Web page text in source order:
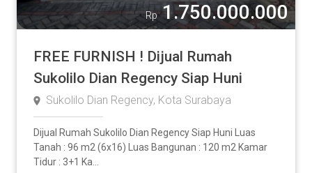
Rp 1.750.000.000
FREE FURNISH ! Dijual Rumah
Sukolilo Dian Regency Siap Huni
Sukolilo Dian Regency, Kota Surabaya
Dijual Rumah Sukolilo Dian Regency Siap Huni Luas
Tanah : 96 m2 (6x16) Luas Bangunan : 120 m2 Kamar
Tidur : 3+1 Ka...